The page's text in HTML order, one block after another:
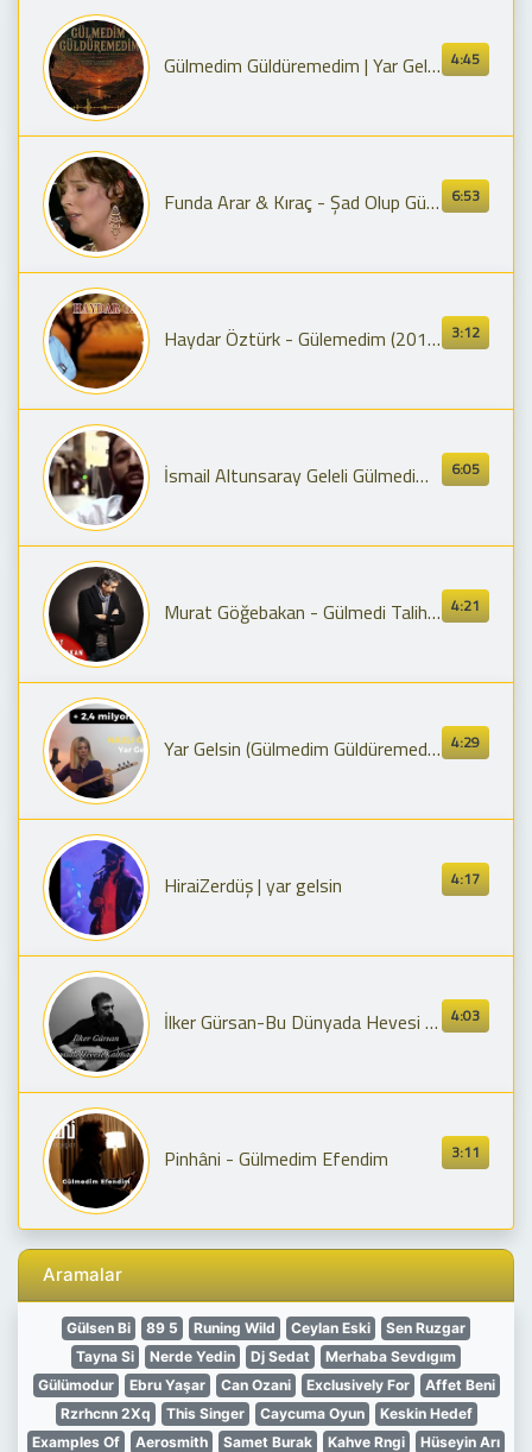
4:45
Gülmedim Güldüremedim | Yar Gelsin | Psychedelic Anatolian Rock
6:53
Funda Arar & Kıraç - Şad Olup Gülmedim ve Gel Yanıma Gel | Gölgeler
3:12
Haydar Öztürk - Gülemedim (2017 © Aze Müzik )
6:05
İsmail Altunsaray Geleli Gülmedim Ben Bu Cihana
4:21
Murat Göğebakan - Gülmedi Talihim ( Official Audio )
4:29
Yar Gelsin (Gülmedim Güldüremedim) - NAZLI ÖKSÜZ
4:17
HiraiZerdüş | yar gelsin
4:03
İlker Gürsan-Bu Dünyada Hevesi Kalmadı Deyin (Gülmeyi severdi gülmedi deyin)
3:11
Pinhâni - Gülmedim Efendim
Aramalar
Gülsen Bi 89 5 Runing Wild Ceylan Eski
Sen Ruzgar
Tayna Si
Nerde Yedin Dj Sedat
Merhaba Sevdıgım
Gülümodur
Ebru Yaşar Can Ozani Exclusively For
Affet Beni
Rzrhcnn 2Xq
This Singer Caycuma Oyun
Keskin Hedef
Examples Of
Aerosmith Samet Burak Kahve Rngi
Hüseyin Arı